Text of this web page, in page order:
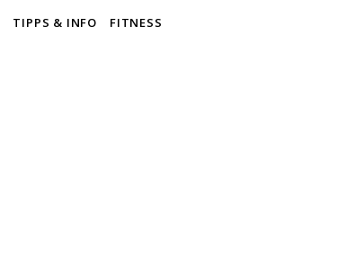
TIPPS & INFO FITNESS